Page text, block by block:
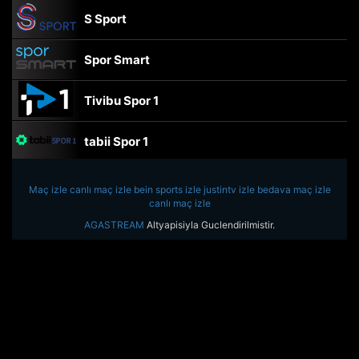
S Sport
Spor Smart
Tivibu Spor 1
tabii Spor 1
TRT Spor
beIN Sports Haber
Maç izle canlı maç izle bein sports izle justintv izle bedava maç izle
canlı maç izle
AGASTREAM Altyapisiyla Guclendirilmistir.